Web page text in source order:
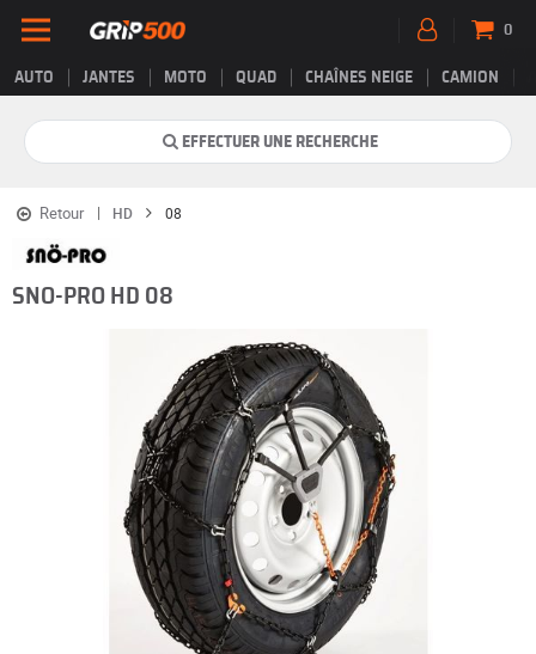
AUTO JANTES MOTO QUAD CHAÎNES NEIGE CAMION
0
EFFECTUER UNE RECHERCHE
Retour HD 08
SNO-PRO HD 08